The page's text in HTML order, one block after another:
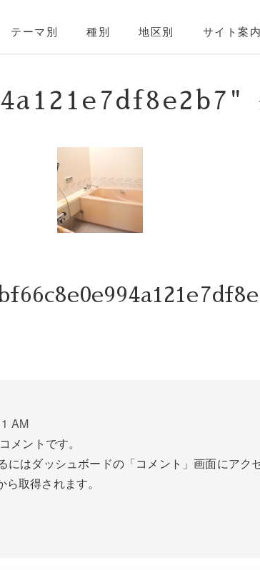
テーマ別 種別 地区別 サイト案内
AM
メントです。
はダッシュボードの「コメント」画面にアク
ら取得されます。